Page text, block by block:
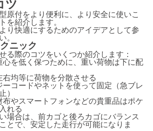
ツ
原付をより便利に、より安全に使いこ
を紹介します。
り快適にするためのアイデアとして参
。
ニック
る際のコツをいくつか紹介します：
心を低く保つために、重い荷物は下に配
右均等に荷物を分散させる
ーコードやネットを使って固定（急ブレ
）
布やスマートフォンなどの貴重品はポケ
れる
場合は、前カゴと後ろカゴにバランス
とで、安定した走行が可能になりま